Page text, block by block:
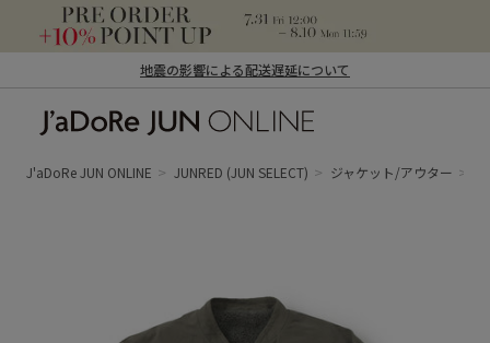
地震の影響による配送遅延について
ン オンライン）
J'aDoRe JUN ONLINE JUNRED (JUN SELECT) ジャケット/アウター